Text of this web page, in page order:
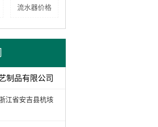
流水器价格
制品有限公司
江省安吉县杭垓